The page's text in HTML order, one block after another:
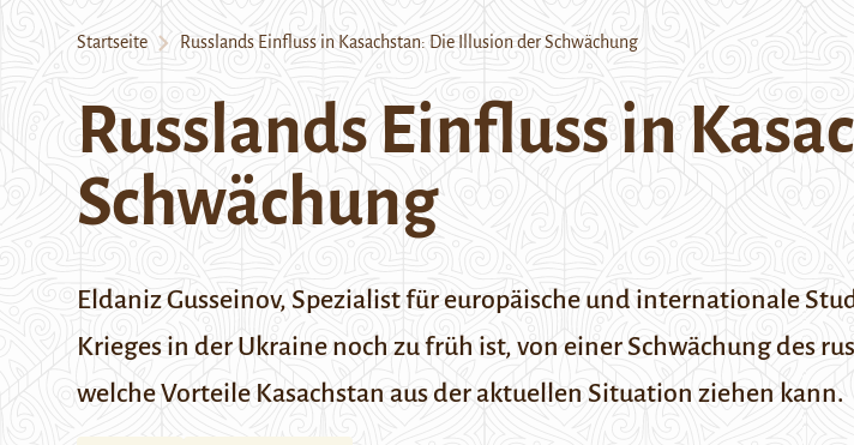
Startseite Russlands Einfluss in Kasachstan: Die Illusion der Schwächung
Russlands Einfluss in
Schwächung
Eldaniz Gusseinov, Spezialist für europäische und internationale
Krieges in der Ukraine noch zu früh ist, von einer Schwächung des
welche Vorteile Kasachstan aus der aktuellen Situation ziehen kann.